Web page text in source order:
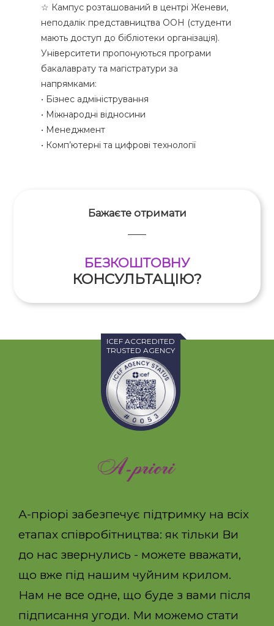
☆ Кампус розташований в центрі Женеви,
неподалік представництва ООН (студенти
мають доступ до бібліотеки організація).
Університети пропонуються програми
бакалаврату та магістратури за
напрямками:
• Бізнес адміністрування
• Міжнародні відносини
• Менеджмент
• Комп’ютерні та цифрові технології
Форма обратной связи
ОТПРАВИТЬ
Бажаєте отримати
БЕЗКОШТОВНУ
КОНСУЛЬТАЦІЮ?
ICEF ACCREDITED
TRUSTED AGENCY
А-пріорі забезпечує підтримку на всіх
етапах співробітництва: як тільки Ви
до нас звернулись - можете вважати,
що вже під нашим чуйним крилом.
Нам не все одне, що буде з вами після
підписання угоди. Ми можемо стати